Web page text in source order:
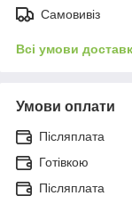
Самовивіз
Всі умови
Умови оплати
Післяплата
Готівкою
Післяплата